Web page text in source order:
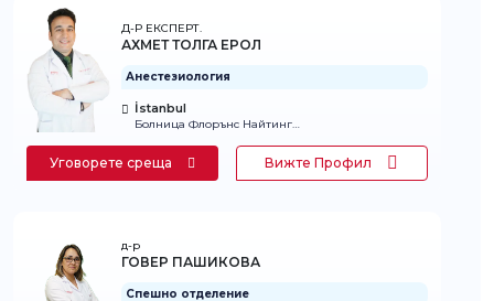
Д-Р ЕКСПЕРТ.
АХМЕТ ТОЛГА ЕРОЛ
Анестезиология
İstanbul
Болница Флорънс Найтингейл
Уговорете среща Вижте Профил
д-р
ГОВЕР ПАШИКОВА
Спешно отделение